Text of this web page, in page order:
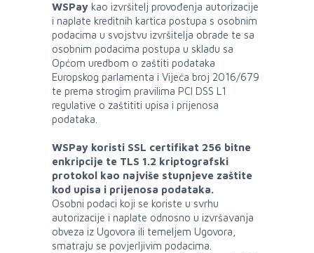
WSPay kao izvršitelj provođenja autorizacije
i naplate kreditnih kartica postupa s osobnim
podacima u svojstvu izvršitelja obrade te sa
osobnim podacima postupa u skladu sa
Općom uredbom o zaštiti podataka
Europskog parlamenta i Vijeća broj 2016/679
te prema strogim pravilima PCI DSS L1
regulative o zaštititi upisa i prijenosa
podataka.
WSPay koristi SSL certifikat 256 bitne
enkripcije te TLS 1.2 kriptografski
protokol kao najviše stupnjeve zaštite
kod upisa i prijenosa podataka.
Osobni podaci koji se koriste u svrhu
autorizacije i naplate odnosno u izvršavanja
obveza iz Ugovora ili temeljem Ugovora,
smatraju se povjerljivim podacima.